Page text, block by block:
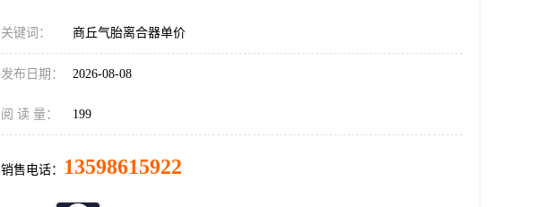
关键词： 商丘气胎离合器单价
发布日期： 2026-08-08
阅 读 量： 199
销售电话： 13598615922